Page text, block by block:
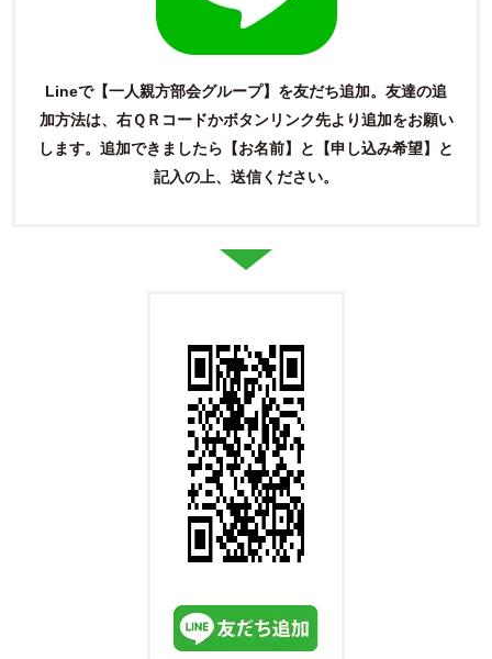
Lineで【一人親方部会グループ】を友だち追加。友達の追
加方法は、右ＱＲコードかボタンリンク先より追加をお願い
します。 追加できましたら【お名前】と【申し込み希望】と
記入の上、送信ください。